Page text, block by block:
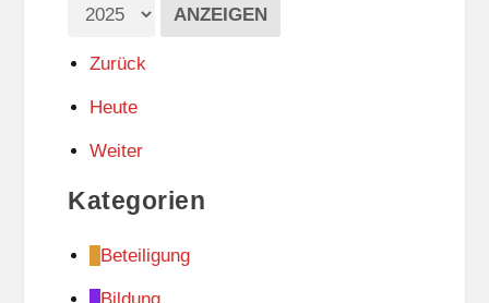
Zurück
Heute
Weiter
Kategorien
Beteiligung